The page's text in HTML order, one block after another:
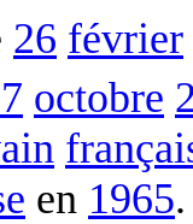
26 février
octobre
en 1965.